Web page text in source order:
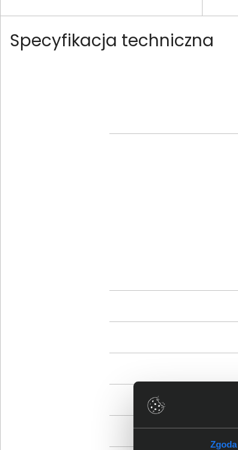
Zgoda
Specyfikacja techniczna